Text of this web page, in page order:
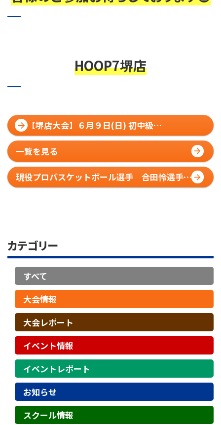
HOOP7堺店
【堺店大会】６月９日(日) 初中級
HOOP7CUP エントリー受付開始!!
一覧を見る
現役プロバスケットボール選手 合田怜選手に
よるスペシャルクリニック開催‼
カテゴリー
すべて
大会情報
大会レポート
イベント情報
イベントレポート
お知らせ
スクール情報